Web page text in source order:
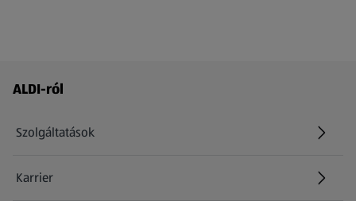
Láblécmenü - további linkek
ALDI-ról
Szolgáltatások
Karrier
(új oldalon nyílik meg)